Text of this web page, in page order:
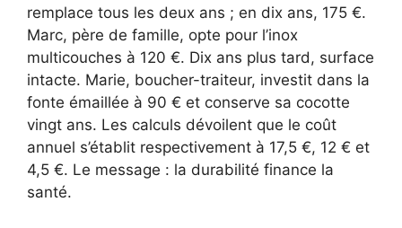
remplace tous les deux ans ; en dix ans, 175 €.
Marc, père de famille, opte pour l’inox
multicouches à 120 €. Dix ans plus tard, surface
intacte. Marie, boucher-traiteur, investit dans la
fonte émaillée à 90 € et conserve sa cocotte
vingt ans. Les calculs dévoilent que le coût
annuel s’établit respectivement à 17,5 €, 12 € et
4,5 €. Le message : la durabilité finance la
santé.